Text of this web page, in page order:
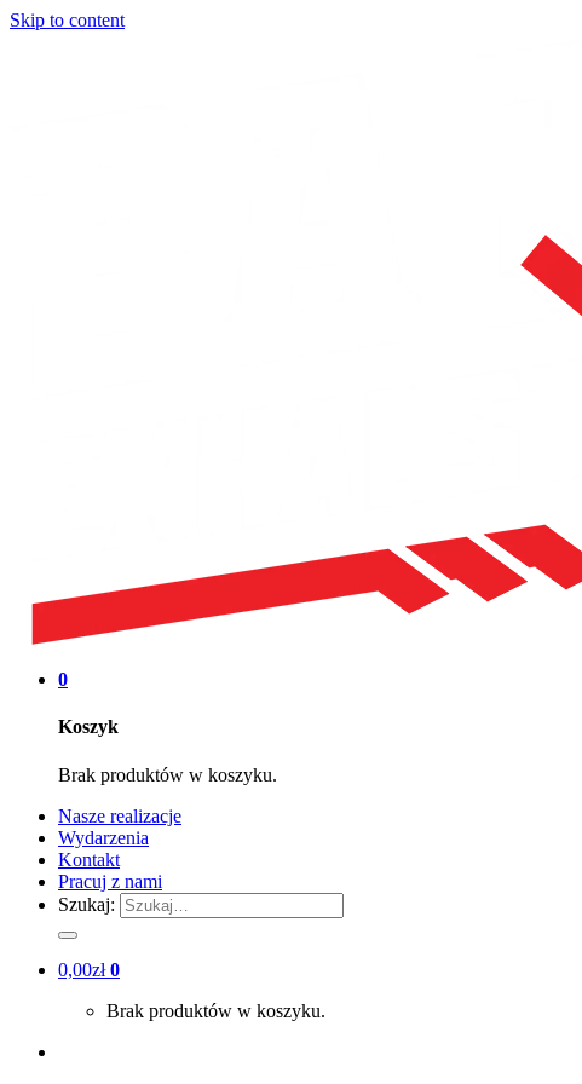
Skip to content
0
Koszyk
Brak produktów w koszyku.
Nasze realizacje
Wydarzenia
Kontakt
Pracuj z nami
Szukaj:
0,00zł 0
Brak produktów w koszyku.